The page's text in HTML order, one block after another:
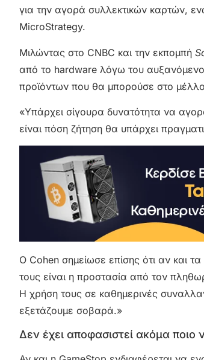
για την αγορά συλλεκτικών καρτών,
MicroStrategy.
Μιλώντας στο CNBC και την εκπομπή
από το hardware λόγω του
προϊόντων που θα μπορούσε στο
«Υπάρχει σίγουρα δυνατότητα να
είναι πόση ζήτηση θα υπάρχει
Ο Cohen σημείωσε επίσης ότι αν και
τους είναι η προστασία από τον
Η χρήση τους σε καθημερινές
εξετάζουμε σοβαρά.»
Δεν έχει αποφασιστεί ακόμα ποιο